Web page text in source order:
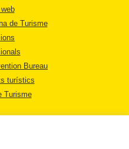
de Turisme
Bureau
turístics
Turisme